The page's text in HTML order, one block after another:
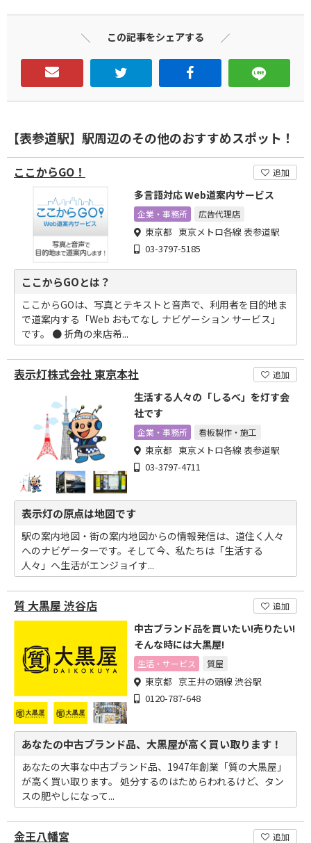
この記事をシェアする
【表参道駅】駅周辺のその他のおすすめスポット！
ここからGO！ 追加
多言語対応 Web道案内サービス
企業・事務所 広告代理店
東京都 東京メトロ各線 表参道駅
03-3797-5185
ここからGOとは？
ここからGOは、写真とテキストと音声で、利用者を目的地ま
で道案内する「Web おもてなし ナビゲーション サービス」
です。 ● 折角の来店希...
表示灯株式会社 東京本社 追加
生活する人々の「しるべ」を灯す会
社です
企業・事務所 看板製作・施工
東京都 東京メトロ各線 表参道駅
03-3797-4711
表示灯の原点は地図です
駅の案内地図・街の案内地図からの情報発信は、道住く人々
へのナビゲーターです。そして今、私たちは「生活する
人々」へ生活がエンジョイす...
質 大黒屋 渋谷店 追加
中古ブランド品を買いたい!売りたい!
そんな時には大黒屋!
生活・サービス 質屋
東京都 京王井の頭線 渋谷駅
0120-787-648
あなたの中古ブランド品、大黒屋が高く買い取ります！
あなたの大事な中古ブランド品、1947年創業「質の大黒屋」
が高く買い取ります。 処分するのはためらわれるけど、タン
スの肥やしになって...
金王八幡宮 追加